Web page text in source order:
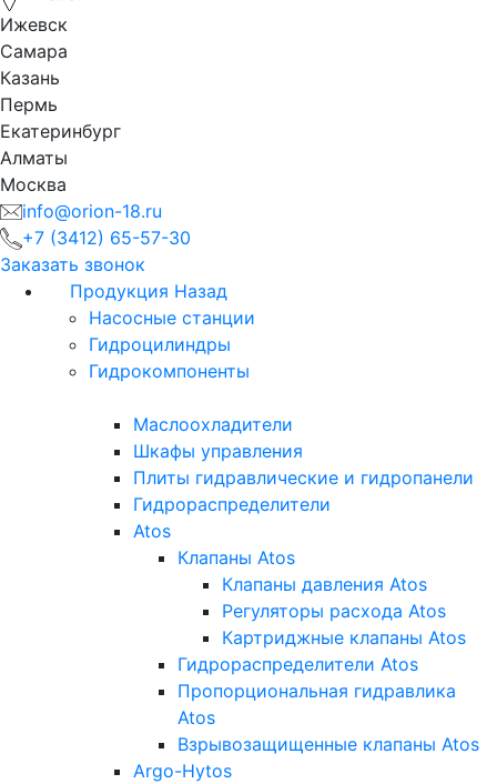
Ижевск
Самара
Казань
Пермь
Екатеринбург
Алматы
Москва
info@orion-18.ru
+7 (3412) 65-57-30
Заказать звонок
Продукция Назад
Насосные станции
Гидроцилиндры
Гидрокомпоненты
Маслоохладители
Шкафы управления
Плиты гидравлические и гидропанели
Гидрораспределители
Atos
Клапаны Atos
Клапаны давления Atos
Регуляторы расхода Atos
Картриджные клапаны Atos
Гидрораспределители Atos
Пропорциональная гидравлика
Atos
Взрывозащищенные клапаны Atos
Argo-Hytos